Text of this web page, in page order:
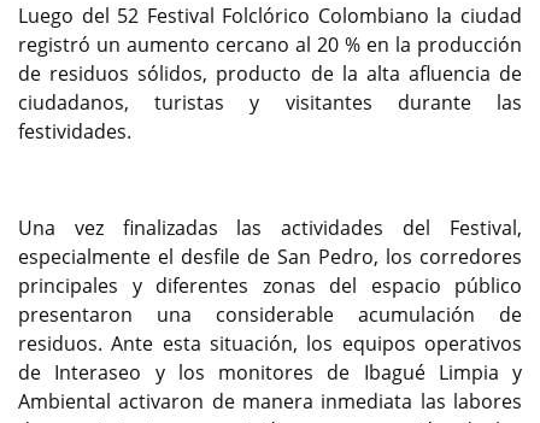
Luego del 52 Festival Folclórico Colombiano la ciudad
registró un aumento cercano al 20 % en la producción
de residuos sólidos, producto de la alta afluencia de
ciudadanos, turistas y visitantes durante las
festividades.
Una vez finalizadas las actividades del Festival,
especialmente el desfile de San Pedro, los corredores
principales y diferentes zonas del espacio público
presentaron una considerable acumulación de
residuos. Ante esta situación, los equipos operativos
de Interaseo y los monitores de Ibagué Limpia y
Ambiental activaron de manera inmediata las labores